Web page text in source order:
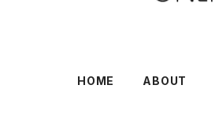
HOME ABOUT